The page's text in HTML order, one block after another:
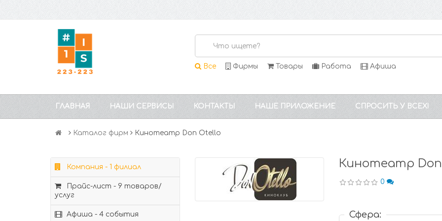
Все Фирмы Товары Работа Афиша
ГЛАВНАЯ НАШИ СЕРВИСЫ КОНТАКТЫ НАШЕ ПРИЛОЖЕНИЕ СПРОСИТЬ У ВСЕХ!
Каталог фирм Кинотеатр Don Otello
Компания - 1 филиал
Прайс-лист - 9 товаров/
услуг
Афиша - 4 события
Кинотеатр
0
Сфера: